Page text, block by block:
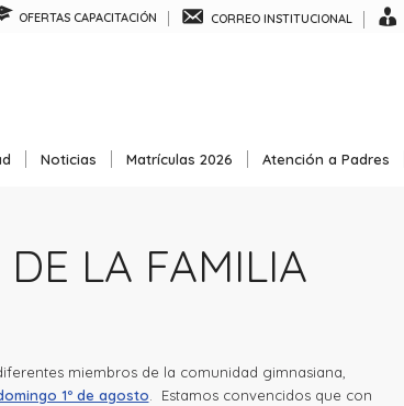
OFERTAS CAPACITACIÓN CORREO INSTITUCIONAL
Noticias Matrículas 2026 Atención a Padres
LA FAMILIA
miembros de la comunidad gimnasiana,
1º de agosto . Estamos convencidos que con